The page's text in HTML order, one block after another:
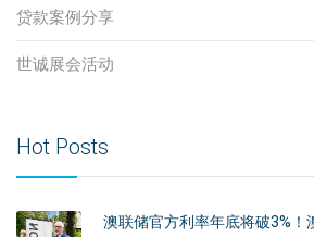
贷款案例分享
世诚展会活动
Hot Posts
澳联储官方利率年底将破3%！